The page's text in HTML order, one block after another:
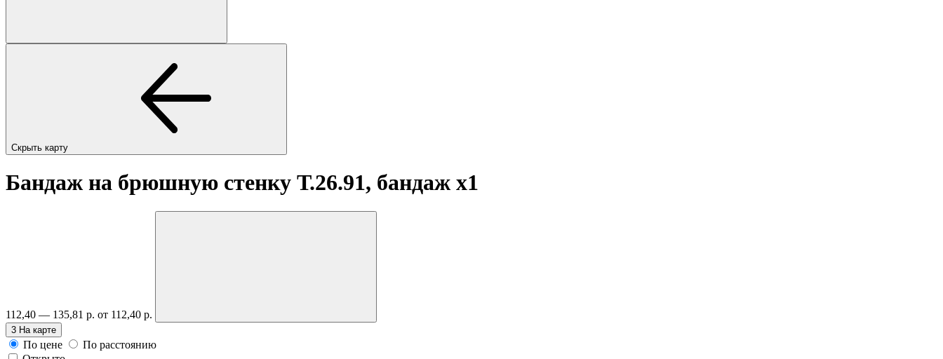
Скрыть карту
Бандаж на брюшную стенку Т.26.91, бандажx1
112,40 — 135,81 р. от 112,40 р.
3 На карте
По цене
По расстоянию